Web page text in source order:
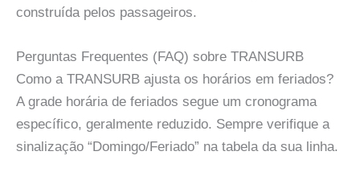
construída pelos passageiros.
Perguntas Frequentes (FAQ) sobre TRANSURB
Como a TRANSURB ajusta os horários em feriados?
A grade horária de feriados segue um cronograma
específico, geralmente reduzido. Sempre verifique a
sinalização “Domingo/Feriado” na tabela da sua linha.